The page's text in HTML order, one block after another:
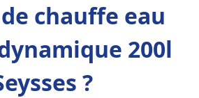
chauffe eau
200l
?